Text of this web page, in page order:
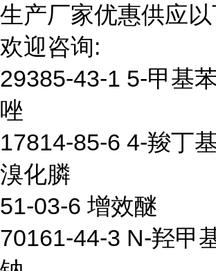
生产厂家优惠供应
欢迎咨询:
29385-43-1 5-甲基
唑
17814-85-6 4-羧丁
溴化膦
51-03-6 增效醚
70161-44-3 N-羟甲